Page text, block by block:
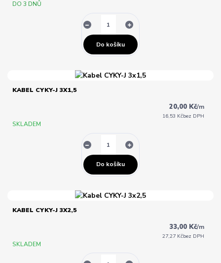
DO 3 DNŮ
Do košíku
KABEL CYKY-J 3X1,5
20,00 Kč/m
16,53 Kčbez DPH
SKLADEM
Do košíku
KABEL CYKY-J 3X2,5
33,00 Kč/m
27,27 Kčbez DPH
SKLADEM